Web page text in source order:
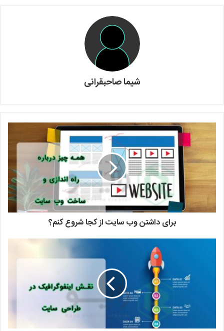
شیما صاحبقرانی
برای داشتن وب سایت از کجا شروع کنم؟